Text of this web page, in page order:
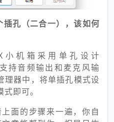
孔（二合一），该如何
小机箱采用单孔设计
持音频输出和麦克风输
器中，将单插孔模式设
即可。
面的步骤来一遍，你自